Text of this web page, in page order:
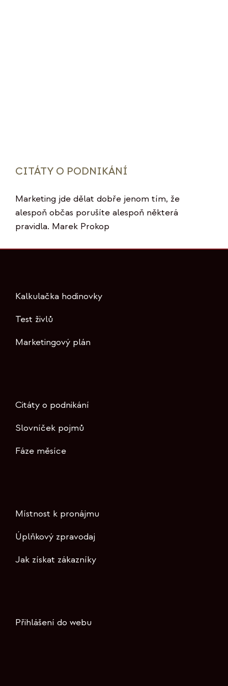
CITÁTY O PODNIKÁNÍ
Marketing jde dělat dobře jenom tím, že
alespoň občas porušíte alespoň některá
pravidla. Marek Prokop
Kalkulačka hodinovky
Test živlů
Marketingový plán
Citáty o podnikání
Slovníček pojmů
Fáze měsíce
Místnost k pronájmu
Úplňkový zpravodaj
Jak získat zákazníky
Přihlášení do webu